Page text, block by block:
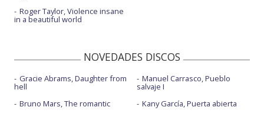
Roger Taylor, Violence insane
in a beautiful world
NOVEDADES DISCOS
Gracie Abrams, Daughter from
hell
Bruno Mars, The romantic
Manuel Carrasco, Pueblo
salvaje I
Kany García, Puerta abierta